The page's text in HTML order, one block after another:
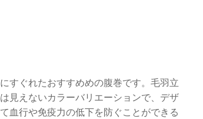
すぐれたおすすめめの腹巻です。毛羽立
見えないカラーバリエーションで、デザ
血行や免疫力の低下を防ぐことができる